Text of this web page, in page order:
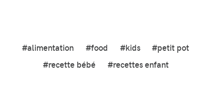
#alimentation #food #kids
#petit pot
#recette bébé
#recettes enfant